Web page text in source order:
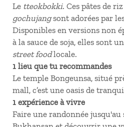
Le tteokbokki. Ces pâtes de
gochujangsont adorées par
Disponibles en versions non
à la sauce de soja, elles sont
street foodlocale.
1 lieu que tu recommandes
Le temple Bongeunsa, situé
mall, c’est une oasis de
1 expérience à vivre
Faire une randonnée